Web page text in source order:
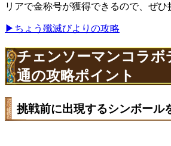
リアで金称号が獲得できるので、ぜひ
▶ちょう殲滅びよりの攻略
チェンソーマンコラボ
通の攻略ポイント
挑戦前に出現するシンボール